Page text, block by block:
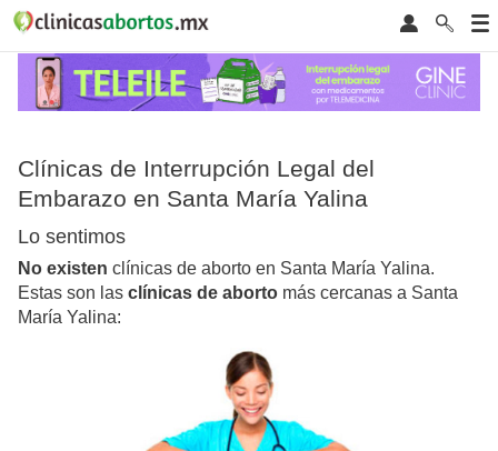
Clínicas de Interrupción Legal del
Embarazo en Santa María Yalina
Lo sentimos
No existen clínicas de aborto en Santa María Yalina.
Estas son las clínicas de aborto más cercanas a Santa
María Yalina: